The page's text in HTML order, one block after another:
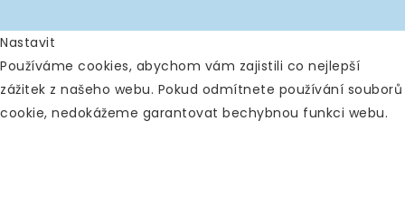
Nastavit
Používáme cookies, abychom vám zajistili co nejlepší
zážitek z našeho webu. Pokud odmítnete používání souborů
cookie, nedokážeme garantovat bechybnou funkci webu.